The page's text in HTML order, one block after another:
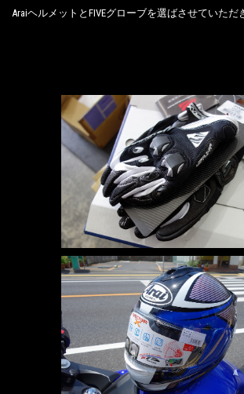
AraiヘルメットとFIVEグローブを選ばさせていただ